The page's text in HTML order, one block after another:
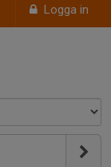
Logga in